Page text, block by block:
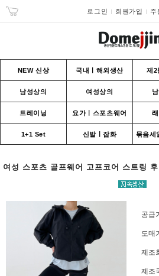
로그인 회원가입 주
NEW 신상 국내ㅣ해외생산 제2
남성상의 여성상의
트레이닝 요가ㅣ스포츠웨어
1+1 Set 신발ㅣ잡화 묶음세
여성 스포츠 골프웨어 고프코어 스트링
공급
도매
제조
제조